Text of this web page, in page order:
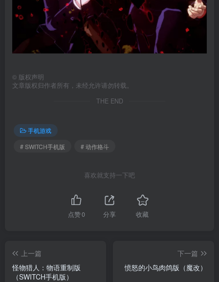
© 版权声明
文章版权归作者所有，未经允许请勿转载。
THE END
手机游戏
# SWITCH手机版
# 动作格斗
喜欢就支持一下吧
点赞0 分享 收藏
上一篇
怪物猎人：物语重制版
（SWITCH手机版）
下一篇
愤怒的小鸟肉鸽版（魔改）